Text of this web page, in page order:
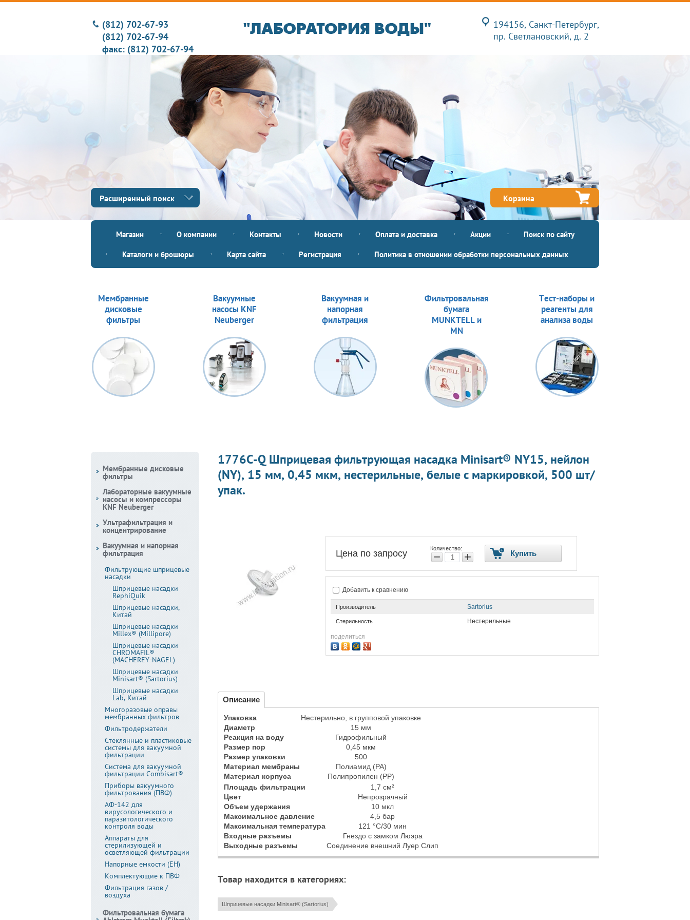
(812) 702-67-93
(812) 702-67-94
факс: (812) 702-67-94
194156, Санкт-Петербург,
пр. Светлановский, д. 2
Расширенный поиск Корзина
Магазин О компании Контакты Новости Оплата и доставка Акции Поиск по сайту
Каталоги и брошюры Карта сайта Регистрация Политика в отношении обработки персональных данных
Мембранные
дисковые
фильтры
Вакуумные
насосы KNF
Neuberger
Вакуумная и
напорная
фильтрация
Фильтровальная
бумага
MUNKTELL и
MN
Тест-наборы и
реагенты для
анализа воды
1776C-Q Шприцевая фильтрующая насадка Minisart® NY15, нейлон
(NY), 15 мм, 0,45 мкм, нестерильные, белые с маркировкой, 500 шт/
упак.
Цена по запросу Количество:
− + Купить
Добавить к сравнению
Производитель Sartorius
Стерильность Нестерильные
поделиться
Описание
Упаковка
Нестерильно, в групповой упаковке
Диаметр
15 мм
Реакция на воду
Гидрофильный
Размер пор
0,45 мкм
Размер упаковки
500
Материал мембраны
Полиамид (PA)
Материал корпуса
Полипропилен (PP)
Площадь фильтрации
1,7 см²
Цвет
Непрозрачный
Объем удержания
10 мкл
Максимальное давление
4,5 бар
Максимальная температура
121 °C/30 мин
Входные разъемы
Гнездо с замком Люэра
Выходные разъемы
Соединение внешний Луер Слип
Товар находится в категориях:
Шприцевые насадки Minisart® (Sartorius)
Мембранные дисковые
фильтры
Лабораторные вакуумные
насосы и компрессоры
KNF Neuberger
Ультрафильтрация и
концентрирование
Вакуумная и напорная
фильтрация
Фильтрующие шприцевые
насадки
Шприцевые насадки
RephiQuik
Шприцевые насадки,
Китай
Шприцевые насадки
Millex® (Millipore)
Шприцевые насадки
CHROMAFIL®
(MACHEREY-NAGEL)
Шприцевые насадки
Minisart® (Sartorius)
Шприцевые насадки
Lab, Китай
Многоразовые оправы
мембранных фильтров
Фильтродержатели
Стеклянные и пластиковые
системы для вакуумной
фильтрации
Система для вакуумной
фильтрации Combisart®
Приборы вакуумного
фильтрования (ПВФ)
АФ-142 для
вирусологического и
паразитологического
контроля воды
Аппараты для
стерилизующей и
осветляющей фильтрации
Напорные емкости (ЕН)
Комплектующие к ПВФ
Фильтрация газов /
воздуха
Фильтровальная бумага